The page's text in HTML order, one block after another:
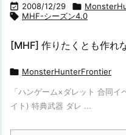
 2008/12/29 
 MHF-シーズン4.0
[MHF] 作りたくとも作れ
 MonsterHunterFrontier
「ハンゲーム×ダレット 合同
イト) 特典武器 ダレ ...